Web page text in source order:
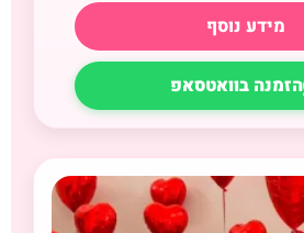
מידע נוסף
הזמנה בוואטסאפ